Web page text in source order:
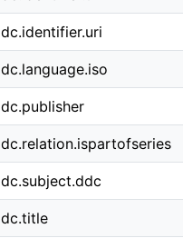
dc.identifier.uri
dc.language.iso
dc.publisher
dc.relation.ispartofseries
dc.subject.ddc
dc.title